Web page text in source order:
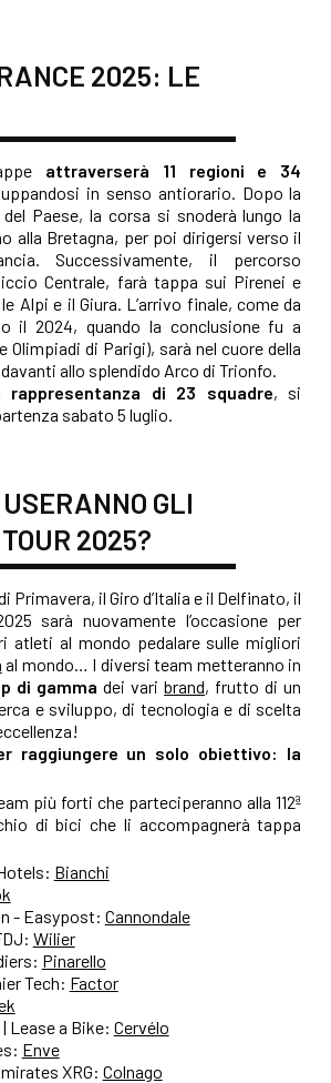
2025: LE
attraverserà 11 regioni e 34
in senso antiorario. Dopo la
Paese, la corsa si snoderà lungo la
alla Bretagna, per poi dirigersi verso il
Successivamente, il percorso
Centrale, farà tappa sui Pirenei e
Alpi e il Giura. L’arrivo finale, come da
il 2024, quando la conclusione fu a
Olimpiadi di Parigi), sarà nel cuore della
allo splendido Arco di Trionfo.
rappresentanza di 23 squadre, si
sabato 5 luglio.
GLI
2025?
Primavera, il Giro d’Italia e il Delfinato, il
sarà nuovamente l’occasione per
atleti al mondo pedalare sulle migliori
al mondo… I diversi team metteranno in
di gamma dei varibrand, frutto di un
e sviluppo, di tecnologia e di scelta
raggiungere un solo obiettivo: la
più forti che parteciperanno alla 112ª
di bici che li accompagnerà tappa
Bianchi
- Easypost: Cannondale
Wilier
Pinarello
Tech: Factor
Lease a Bike: Cervélo
Enve
XRG: Colnago